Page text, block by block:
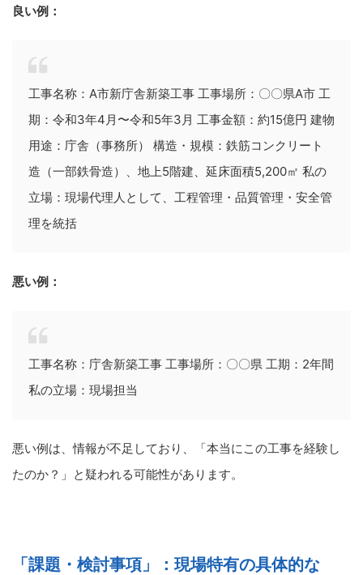
良い例：
工事名称：A市新庁舎新築工事 工事場所：〇〇県A市 工
期：令和3年4月〜令和5年3月 工事金額：約15億円 建物
用途：庁舎（事務所） 構造・規模：鉄筋コンクリート
造（一部鉄骨造）、地上5階建、延床面積5,200㎡ 私の
立場：現場代理人として、工程管理・品質管理・安全管
理を統括
悪い例：
工事名称：庁舎新築工事 工事場所：〇〇県 工期：2年間
私の立場：現場担当
悪い例は、情報が不足しており、「本当にこの工事を経験し
たのか？」と疑われる可能性があります。
「課題・検討事項」：現場特有の具体的な